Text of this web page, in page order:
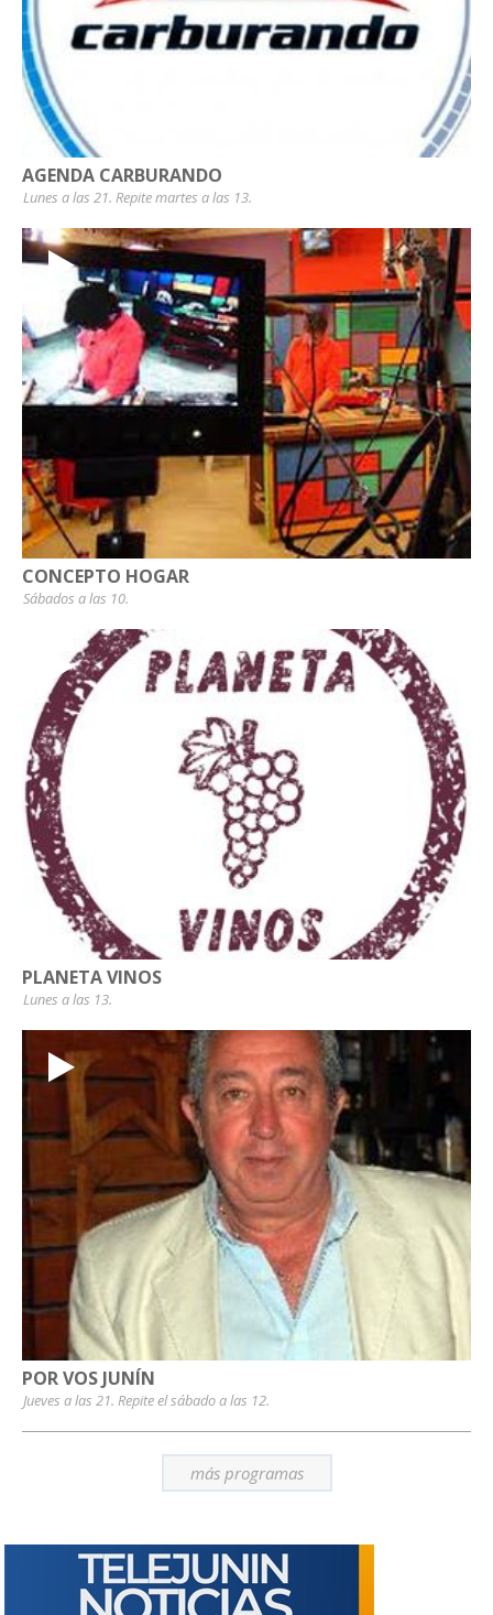
AGENDA CARBURANDO
Lunes a las 21. Repite martes a las 13.
CONCEPTO HOGAR
Sábados a las 10.
PLANETA VINOS
Lunes a las 13.
POR VOS JUNÍN
Jueves a las 21. Repite el sábado a las 12.
más programas